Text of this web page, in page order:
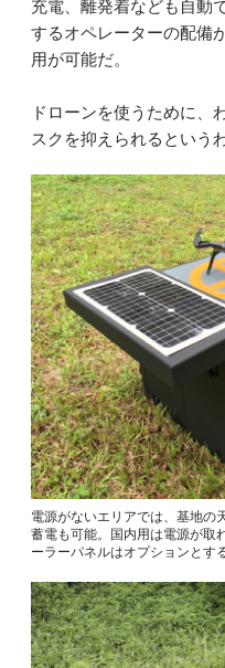
充電、離発着なども自動
するオペレーターの配備
用が可能だ。
ドローンを使うために、
スクを抑えられるという
電源がないエリアでは、基地の
蓄電も可能。国内用は電源が取
ーラーパネルはオプションとす